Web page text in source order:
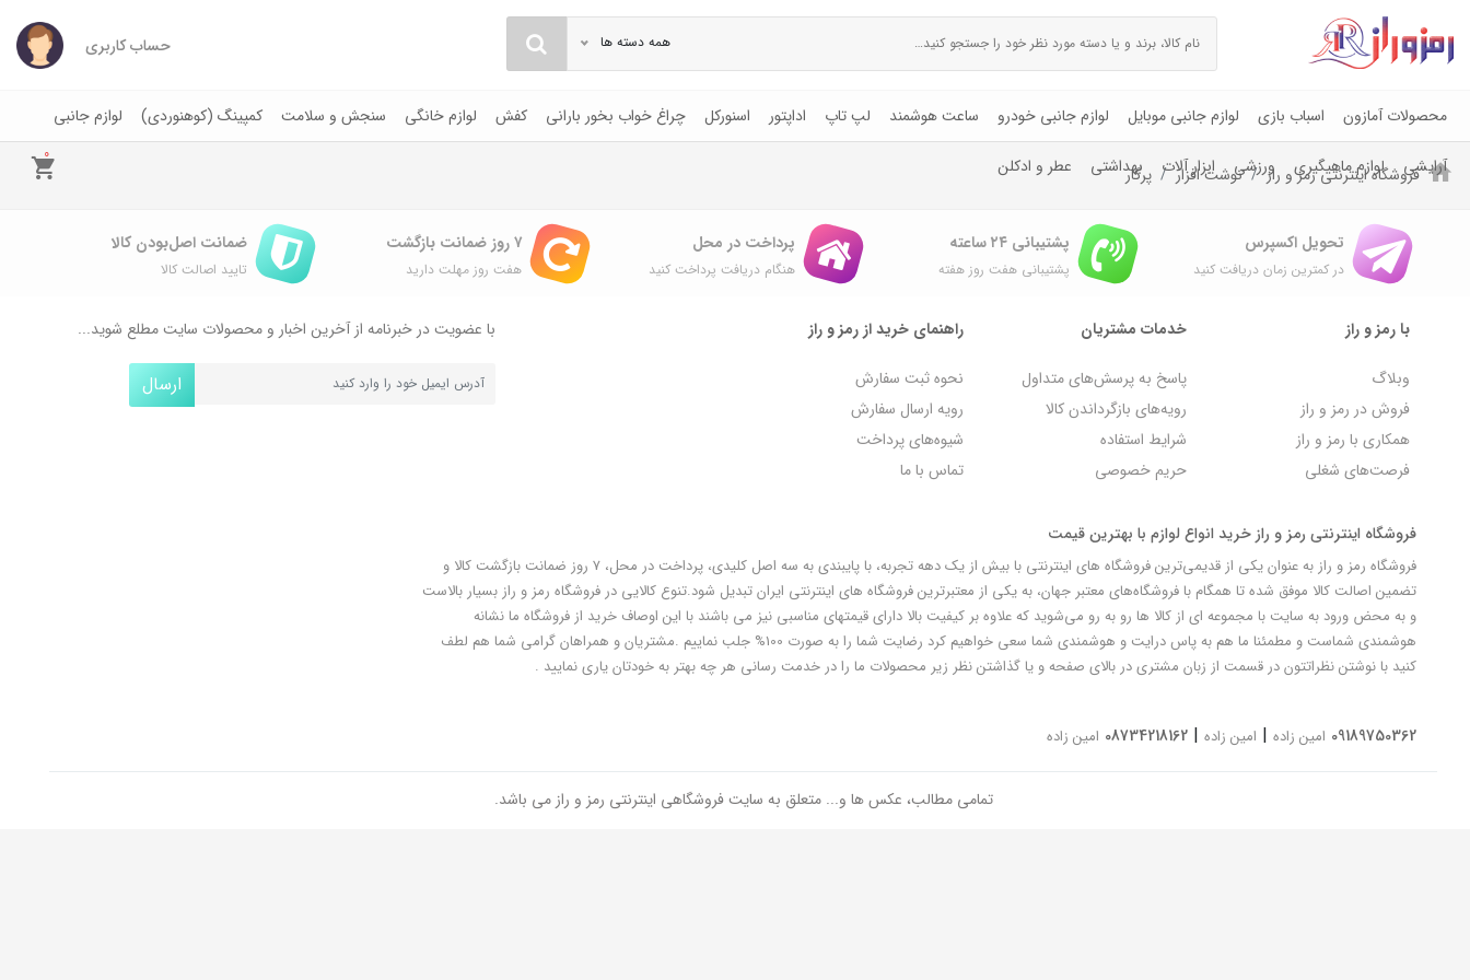
همه دسته ها حساب کاربری
محصولات آمازون اسباب بازی لوازم جانبی موبایل لوازم جانبی خودرو ساعت هوشمند لپ تاپ اداپتور اسنورکل چراغ خواب بخور بارانی کفش لوازم خانگی سنجش و سلامت کمپینگ (کوهنوردی) لوازم جانبی
آرایشی لوازم ماهیگیری ورزشی ابزار آلات بهداشتی عطر و ادکلن
0
فروشگاه اینترنتی رمز و راز نوشت افزار پرگار
تحویل اکسپرس
در کمترین زمان دریافت کنید
پشتیبانی ۲۴ ساعته
پشتیبانی هفت روز هفته
پرداخت در محل
هنگام دریافت پرداخت کنید
۷ روز ضمانت بازگشت
هفت روز مهلت دارید
ضمانت اصل‌بودن کالا
تایید اصالت کالا
با رمز و راز
وبلاگ
فروش در رمز و راز
همکاری با رمز و راز
فرصت‌های شغلی
خدمات مشتریان
پاسخ به پرسش‌های متداول
رویه‌های بازگرداندن کالا
شرایط استفاده
حریم خصوصی
راهنمای خرید از رمز و راز
نحوه ثبت سفارش
رویه ارسال سفارش
شیوه‌های پرداخت
تماس با ما
با عضویت در خبرنامه از آخرین اخبار و محصولات سایت مطلع شوید...
ارسال
فروشگاه اینترنتی رمز و راز خرید انواع لوازم با بهترین قیمت
فروشگاه رمز و راز به عنوان یکی از قدیمی‌ترین فروشگاه های اینترنتی با بیش از یک دهه تجربه، با پایبندی به سه اصل کلیدی، پرداخت در محل، 7 روز ضمانت بازگشت کالا و
تضمین اصالت کالا موفق شده تا همگام با فروشگاه‌های معتبر جهان، به یکی از معتبرترین فروشگاه های اینترنتی ایران تبدیل شود.تنوع کالایی در فروشگاه رمز و راز بسیار بالاست
و به محض ورود به سایت با مجموعه ای از کالا ها رو به رو می‌شوید که علاوه بر کیفیت بالا دارای قیمتهای مناسبی نیز می باشند با این اوصاف خرید از فروشگاه ما نشانه
هوشمندی شماست و مطمئنا ما هم به پاس درایت و هوشمندی شما سعی خواهیم کرد رضایت شما را به صورت 100% جلب نماییم .مشتریان و همراهان گرامی شما هم لطف
کنید با نوشتن نظراتتون در قسمت از زبان مشتری در بالای صفحه و یا گذاشتن نظر زیر محصولات ما را در خدمت رسانی هر چه بهتر به خودتان یاری نمایید .
09189750362 امین زاده | امین زاده |
08734218162 امین زاده
تمامی مطالب، عکس ها و... متعلق به سایت فروشگاهی اینترنتی رمز و راز می باشد.